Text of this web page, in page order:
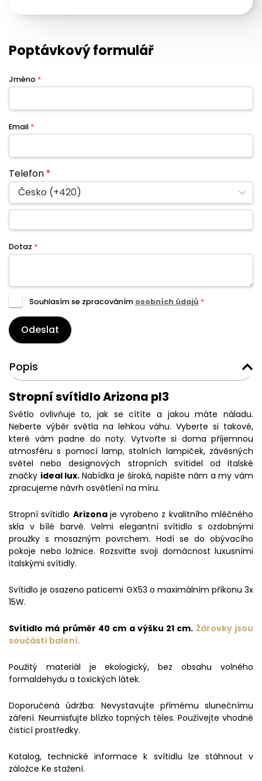
Poptávkový formulář
Jméno *
Email *
Telefon*
Česko (+420)
Dotaz *
Souhlasím se zpracováním osobních údajů *
Odeslat
Popis
Stropní svítidlo Arizona pl3
Světlo ovlivňuje to, jak se cítíte a jakou máte náladu.
Neberte výběr světla na lehkou váhu. Vyberte si takové,
které vám padne do noty. Vytvořte si doma příjemnou
atmosféru s pomocí lamp, stolních lampiček, závěsných
světel nebo designových stropních svítidel od Italské
značky ideal lux.Nabídka je široká, napište nám a my vám
zpracujeme návrh osvětlení na míru.
Stropní svítidlo Arizona je vyrobeno z kvalitního mléčného
skla v bílé barvě. Velmi elegantní svítidlo s ozdobnými
proužky s mosazným povrchem. Hodí se do obývacího
pokoje nebo ložnice. Rozsviťte svoji domácnost luxusními
italskými svítidly.
Svítidlo je osazeno paticemi GX53 o maximálním příkonu 3x
15W.
Svítidlo má průměr 40 cm a výšku 21 cm. Žárovky jsou
součástí balení.
Použitý materiál je ekologický, bez obsahu volného
formaldehydu a toxických látek.
Doporučená údržba: Nevystavujte přímému slunečnímu
záření. Neumisťujte blízko topných těles. Používejte vhodné
čisticí prostředky.
Katalog, technické informace k svítidlu lze stáhnout v
záložce Ke stažení.